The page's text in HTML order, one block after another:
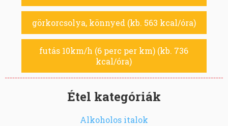
görkorcsolya, könnyed (kb. 563 kcal/óra)
futás 10km/h (6 perc per km) (kb. 736
kcal/óra)
Étel kategóriák
Alkoholos italok